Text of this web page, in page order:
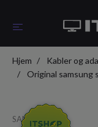
Hjem Kabler og
Original samsung
SAMSUNG